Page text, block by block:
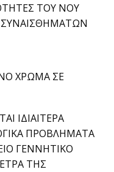
ΤΟΥ ΝΟΥ
ΧΡΩΜΑ ΣΕ
ΙΔΙΑΙΤΕΡΑ
ΠΡΟΒΛΗΜΑΤΑ
ΓΕΝΝΗΤΙΚΟ
ΤΗΣ